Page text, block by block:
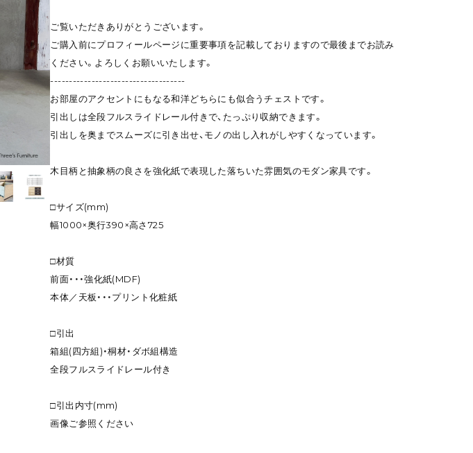
ご覧いただきありがとうございます。
ご購入前にプロフィールページに重要事項を記載しておりますので最後までお読み
ください。よろしくお願いいたします。
------------------------------------
お部屋のアクセントにもなる和洋どちらにも似合うチェストです。
引出しは全段フルスライドレール付きで、たっぷり収納できます。
引出しを奥までスムーズに引き出せ、モノの出し入れがしやすくなっています。
木目柄と抽象柄の良さを強化紙で表現した落ちいた雰囲気のモダン家具です。
□サイズ(mm)
幅1000×奥行390×高さ725
□材質
前面・・・強化紙(MDF)
本体／天板・・・プリント化粧紙
□引出
箱組(四方組)・桐材・ダボ組構造
全段フルスライドレール付き
□引出内寸(mm)
画像ご参照ください